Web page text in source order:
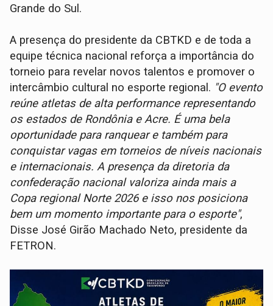
Grande do Sul.
A presença do presidente da CBTKD e de toda a
equipe técnica nacional reforça a importância do
torneio para revelar novos talentos e promover o
intercâmbio cultural no esporte regional. "O evento
reúne atletas de alta performance representando
os estados de Rondônia e Acre. É uma bela
oportunidade para ranquear e também para
conquistar vagas em torneios de níveis nacionais
e internacionais. A presença da diretoria da
confederação nacional valoriza ainda mais a
Copa regional Norte 2026 e isso nos posiciona
bem um momento importante para o esporte",
Disse José Girão Machado Neto, presidente da
FETRON.